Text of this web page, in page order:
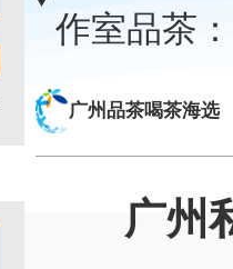
作室品茶
广州品茶喝茶海选
广州